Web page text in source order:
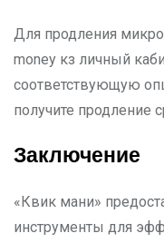
Для продления
money кз личный
соответствующую
получите продление
Заключение
«Квик мани»
инструменты для